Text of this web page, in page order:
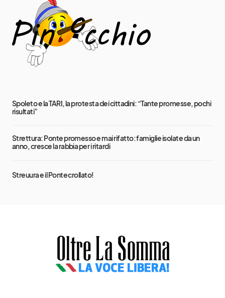
Spoleto e la TARI, la protesta dei cittadini: “Tante promesse, pochi
risultati”
Strettura: Ponte promesso e mai rifatto: famiglie isolate da un
anno, cresce la rabbia per i ritardi
Streuura e il Ponte crollato!